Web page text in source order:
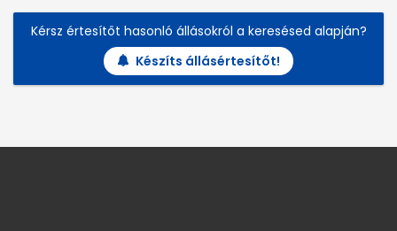
Kérsz értesítőt hasonló állásokról a keresésed alapján?
Készíts állásértesítőt!